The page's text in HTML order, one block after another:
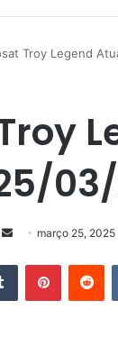
Troy Legend
d
março 25, 2025